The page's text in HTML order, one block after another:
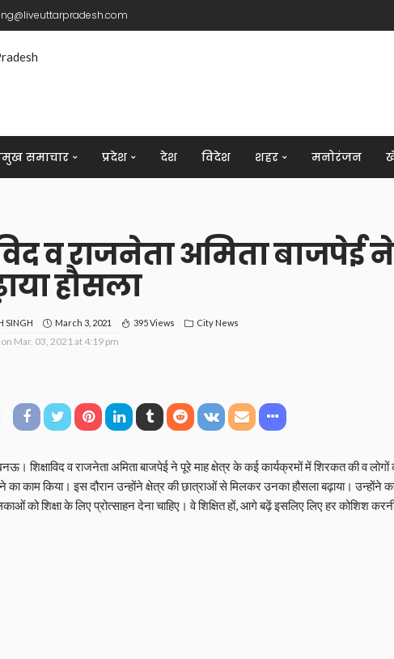
समाचार प्रदेश देश विदेश शहर मनोरंजन
व राजनेता अमिता बाजपेई
हौसला
SINGH March 3, 2021 395 Views City News
Mar. 03, 2021 at 4:19 pm
शिक्षाविद व राजनेता अमिता बाजपेई ने पूरे माह क्षेत्र के कई कार्यक्रमों में शिरकत की व
का काम किया। इस दौरान उन्होंने क्षेत्र की छात्राओं से मिलकर उनका हौसला बढ़ाया। उन्होंने
को शिक्षा के लिए प्रोत्साहन देना चाहिए। वे शिक्षित हों, आगे बढ़ें इसलिए लिए हर कोशिश